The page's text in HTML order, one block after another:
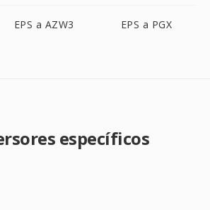
EPS a AZW3 EPS a PGX
específicos